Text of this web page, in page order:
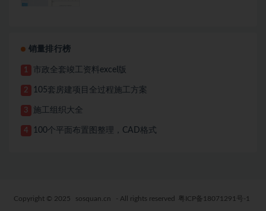
销量排行榜
1 市政全套竣工资料excel版
2 105套房建项目全过程施工方案
3 施工组织大全
4 100个平面布置图整理，CAD格式
Copyright © 2025 sosquan.cn - All rights reserved 粤ICP备18071291号-1